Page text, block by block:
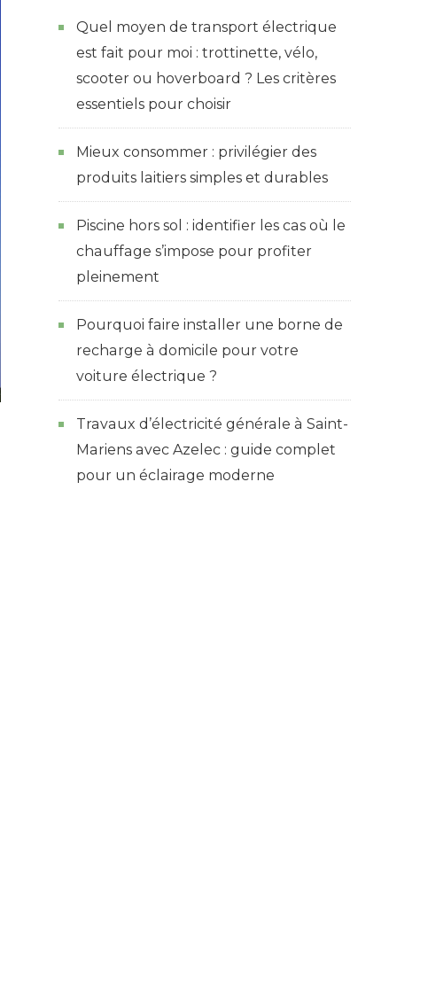
Quel moyen de transport électrique
est fait pour moi : trottinette, vélo,
scooter ou hoverboard ? Les critères
essentiels pour choisir
Mieux consommer : privilégier des
produits laitiers simples et durables
Piscine hors sol : identifier les cas où le
chauffage s’impose pour profiter
pleinement
Pourquoi faire installer une borne de
recharge à domicile pour votre
voiture électrique ?
Travaux d’électricité générale à Saint-
Mariens avec Azelec : guide complet
pour un éclairage moderne